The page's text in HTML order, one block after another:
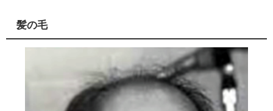
髪の毛